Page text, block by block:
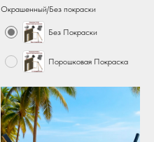
Окрашенный/Без покраски
Без Покраски
Порошковая Покраска